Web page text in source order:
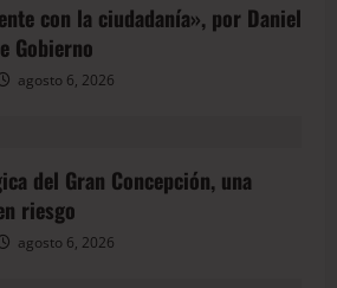
con la ciudadanía», por Daniel
Gobierno
agosto 6, 2026
del Gran Concepción, una
riesgo
agosto 6, 2026